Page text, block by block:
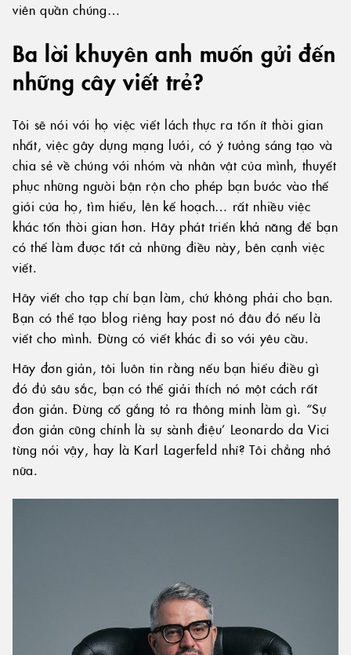
viên quần chúng…
Ba lời khuyên anh muốn gửi đến
những cây viết trẻ?
Tôi sẽ nói với họ việc viết lách thực ra tốn ít thời gian
nhất, việc gây dựng mạng lưới, có ý tưởng sáng tạo và
chia sẻ về chúng với nhóm và nhân vật của mình, thuyết
phục những người bận rộn cho phép bạn bước vào thế
giới của họ, tìm hiểu, lên kế hoạch… rất nhiều việc
khác tốn thời gian hơn. Hãy phát triển khả năng để bạn
có thể làm được tất cả những điều này, bên cạnh việc
viết.
Hãy viết cho tạp chí bạn làm, chứ không phải cho bạn.
Bạn có thể tạo blog riêng hay post nó đâu đó nếu là
viết cho mình. Đừng có viết khác đi so với yêu cầu.
Hãy đơn giản, tôi luôn tin rằng nếu bạn hiểu điều gì
đó đủ sâu sắc, bạn có thể giải thích nó một cách rất
đơn giản. Đừng cố gắng tỏ ra thông minh làm gì. “Sự
đơn giản cũng chính là sự sành điệu’ Leonardo da Vici
từng nói vậy, hay là Karl Lagerfeld nhỉ? Tôi chẳng nhớ
nữa.